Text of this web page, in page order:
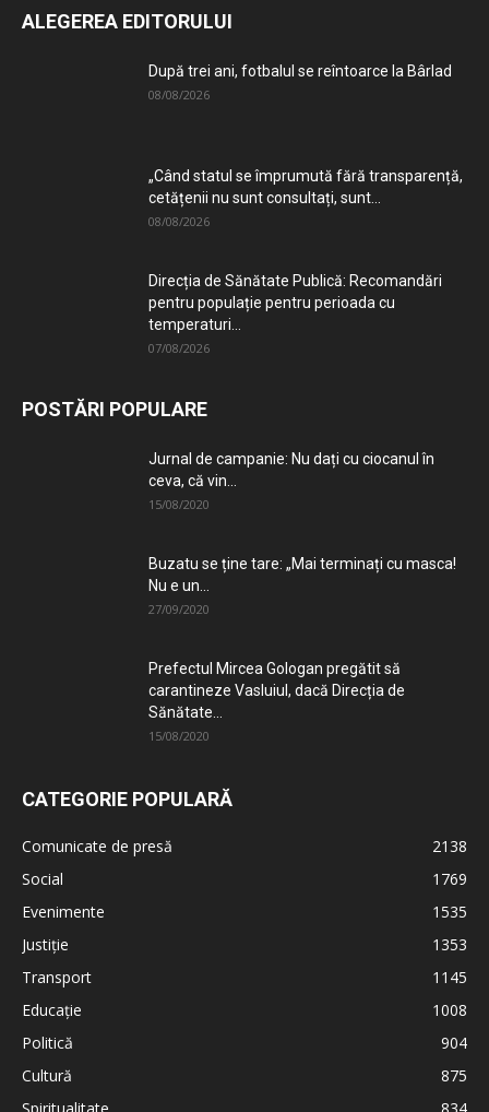
ALEGEREA EDITORULUI
După trei ani, fotbalul se reîntoarce la Bârlad
08/08/2026
„Când statul se împrumută fără transparență,
cetățenii nu sunt consultați, sunt...
08/08/2026
Direcția de Sănătate Publică: Recomandări
pentru populație pentru perioada cu
temperaturi...
07/08/2026
POSTĂRI POPULARE
Jurnal de campanie: Nu dați cu ciocanul în
ceva, că vin...
15/08/2020
Buzatu se ține tare: „Mai terminați cu masca!
Nu e un...
27/09/2020
Prefectul Mircea Gologan pregătit să
carantineze Vasluiul, dacă Direcția de
Sănătate...
15/08/2020
CATEGORIE POPULARĂ
Comunicate de presă
2138
Social
1769
Evenimente
1535
Justiție
1353
Transport
1145
Educație
1008
Politică
904
Cultură
875